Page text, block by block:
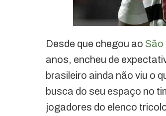
Desde que chegou ao São
anos, encheu de
brasileiro ainda não viu o
busca do seu espaço no
jogadores do elenco